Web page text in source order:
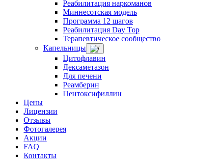
Реабилитация наркоманов
Миннесотская модель
Программа 12 шагов
Реабилитация Day Top
Терапевтическое сообщество
Капельницы
Цитофлавин
Дексаметазон
Для печени
Реамберин
Пентоксифиллин
Цены
Лицензии
Отзывы
Фотогалерея
Акции
FAQ
Контакты